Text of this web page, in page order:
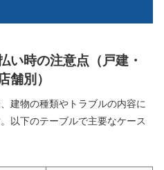
い時の注意点（戸建・
舗別）
建物の種類やトラブルの内容に
以下のテーブルで主要なケース